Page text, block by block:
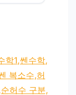
학1,쎈수학,
복소수,허
허수 구분,